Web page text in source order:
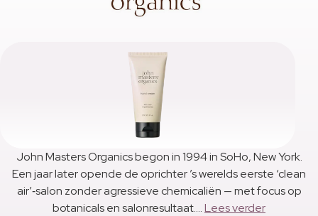
John Masters Organics begon in 1994 in SoHo, New York.
Een jaar later opende de oprichter ’s werelds eerste ‘clean
air’‑salon zonder agressieve chemicaliën — met focus op
botanicals en salonresultaat....Lees verder